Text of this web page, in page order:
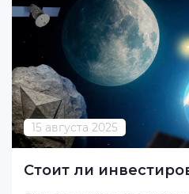
15 августа 2025
Стоит ли